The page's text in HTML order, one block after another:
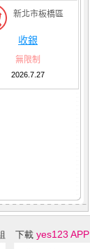
新北市板橋區
收銀
無限制
2026.7.27
下載 yes123 APP